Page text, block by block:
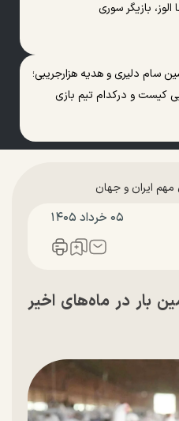
الوز، بازیگر سوری
سام دلیری و هدیه هزارجریبی؛
کیست و درکدام تیم بازی
مهم ایران و جهان
۰۵ خرداد ۱۴۰۵
بار در ماه‌های اخیر